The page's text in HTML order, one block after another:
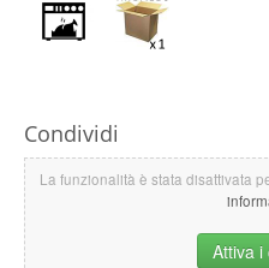
Condividi
La funzionalità è stata disattivata
Attiva i